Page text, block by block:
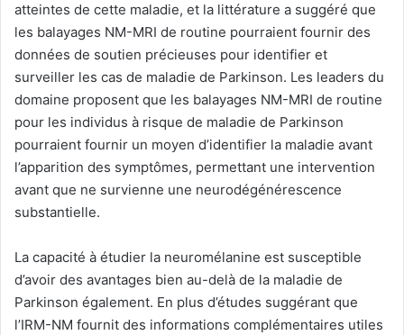
atteintes de cette maladie, et la littérature a suggéré que
les balayages NM-MRI de routine pourraient fournir des
données de soutien précieuses pour identifier et
surveiller les cas de maladie de Parkinson. Les leaders du
domaine proposent que les balayages NM-MRI de routine
pour les individus à risque de maladie de Parkinson
pourraient fournir un moyen d’identifier la maladie avant
l’apparition des symptômes, permettant une intervention
avant que ne survienne une neurodégénérescence
substantielle.
La capacité à étudier la neuromélanine est susceptible
d’avoir des avantages bien au-delà de la maladie de
Parkinson également. En plus d’études suggérant que
l’IRM-NM fournit des informations complémentaires utiles